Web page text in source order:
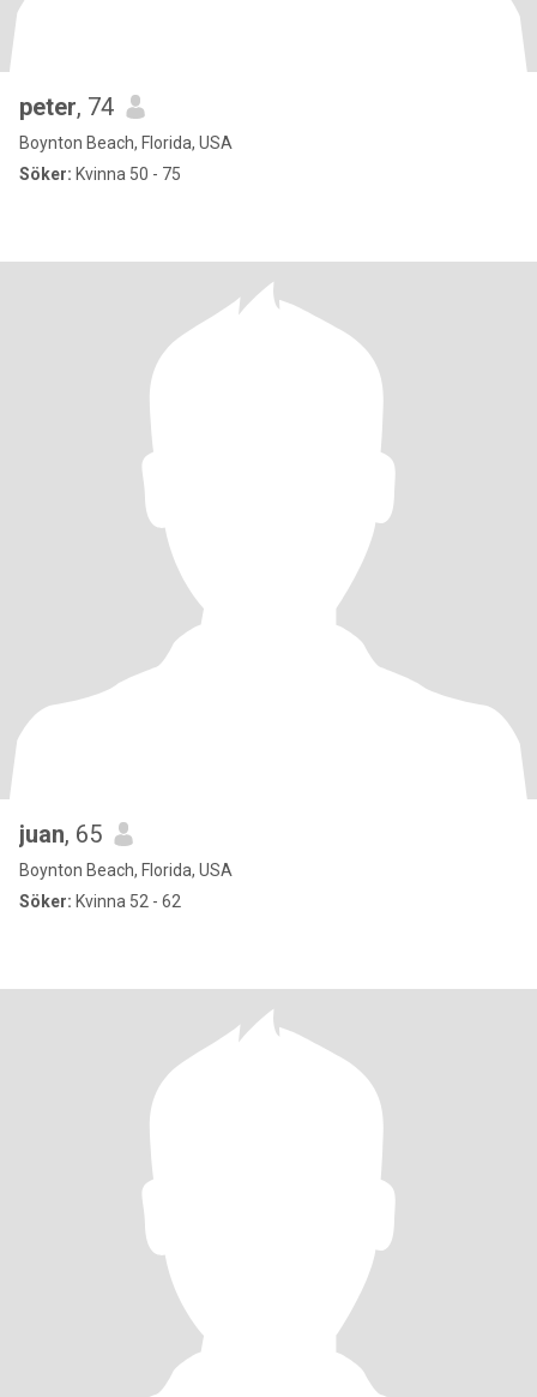
peter, 74
Boynton Beach, Florida, USA
Söker: Kvinna 50 - 75
juan, 65
Boynton Beach, Florida, USA
Söker: Kvinna 52 - 62